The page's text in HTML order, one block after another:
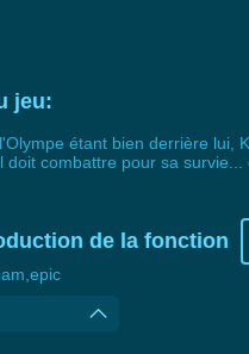
jeu:
étant bien derrière
combattre pour sa
de la fonction